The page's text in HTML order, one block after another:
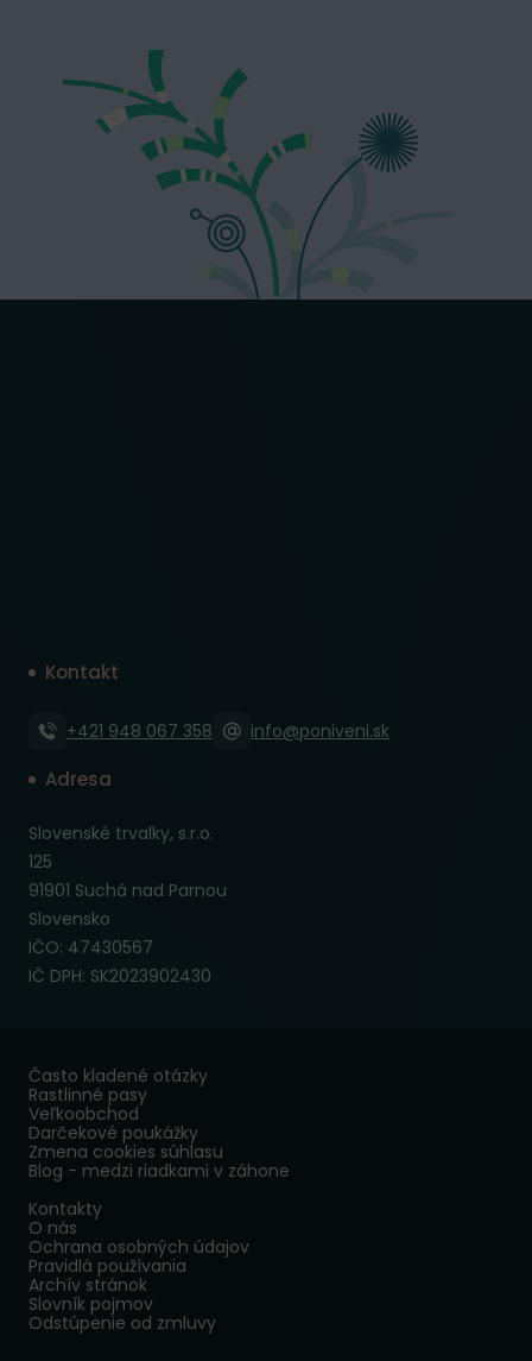
Kontakt
+421 948 067 358 info@poniveni.sk
Adresa
Slovenské trvalky, s.r.o.
125
91901 Suchá nad Parnou
Slovensko
IČO: 47430567
IČ DPH: SK2023902430
Často kladené otázky
Rastlinné pasy
Veľkoobchod
Darčekové poukážky
Zmena cookies súhlasu
Blog - medzi riadkami v záhone
Kontakty
O nás
Ochrana osobných údajov
Pravidlá používania
Archív stránok
Slovník pojmov
Odstúpenie od zmluvy